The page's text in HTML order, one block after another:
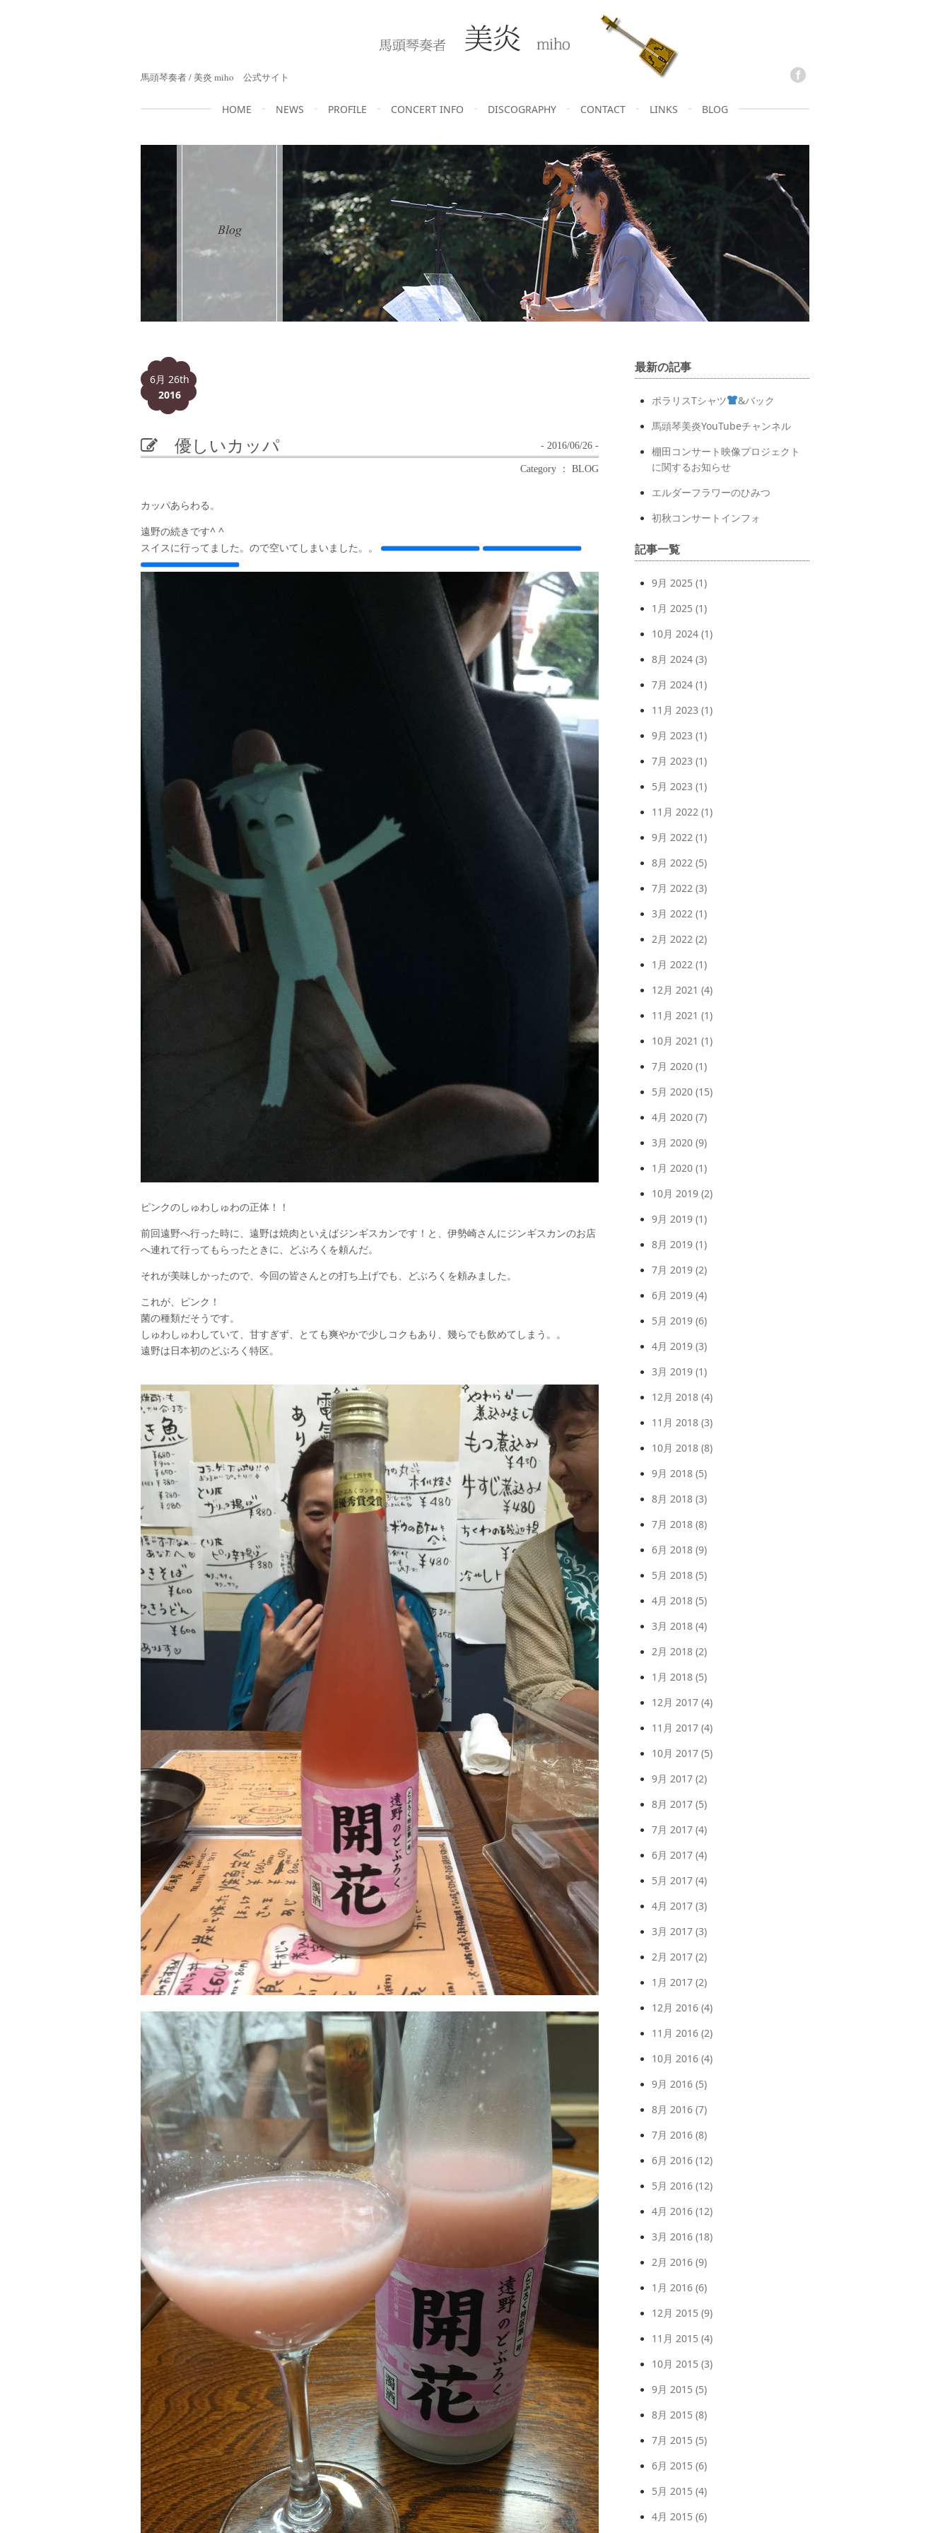
馬頭琴奏者 / 美炎 miho 公式サイト
HOME NEWS PROFILE CONCERT INFO DISCOGRAPHY CONTACT LINKS BLOG
6月 26th
2016
優しいカッパ - 2016/06/26 -
Category ： BLOG
カッパあらわる。
遠野の続きです^ ^
スイスに行ってました。ので空いてしまいました。。
ピンクのしゅわしゅわの正体！！
前回遠野へ行った時に、遠野は焼肉といえばジンギスカンです！と、伊勢崎さんにジンギスカンのお店
へ連れて行ってもらったときに、どぶろくを頼んだ。
それが美味しかったので、今回の皆さんとの打ち上げでも、どぶろくを頼みました。
これが、ピンク！
菌の種類だそうです。
しゅわしゅわしていて、甘すぎず、とても爽やかで少しコクもあり、幾らでも飲めてしまう。。
遠野は日本初のどぶろく特区。
最新の記事
ポラリスTシャツ
&バック
馬頭琴美炎YouTubeチャンネル
棚田コンサート映像プロジェクト
に関するお知らせ
エルダーフラワーのひみつ
初秋コンサートインフォ
記事一覧
9月 2025 (1)
1月 2025 (1)
10月 2024 (1)
8月 2024 (3)
7月 2024 (1)
11月 2023 (1)
9月 2023 (1)
7月 2023 (1)
5月 2023 (1)
11月 2022 (1)
9月 2022 (1)
8月 2022 (5)
7月 2022 (3)
3月 2022 (1)
2月 2022 (2)
1月 2022 (1)
12月 2021 (4)
11月 2021 (1)
10月 2021 (1)
7月 2020 (1)
5月 2020 (15)
4月 2020 (7)
3月 2020 (9)
1月 2020 (1)
10月 2019 (2)
9月 2019 (1)
8月 2019 (1)
7月 2019 (2)
6月 2019 (4)
5月 2019 (6)
4月 2019 (3)
3月 2019 (1)
12月 2018 (4)
11月 2018 (3)
10月 2018 (8)
9月 2018 (5)
8月 2018 (3)
7月 2018 (8)
6月 2018 (9)
5月 2018 (5)
4月 2018 (5)
3月 2018 (4)
2月 2018 (2)
1月 2018 (5)
12月 2017 (4)
11月 2017 (4)
10月 2017 (5)
9月 2017 (2)
8月 2017 (5)
7月 2017 (4)
6月 2017 (4)
5月 2017 (4)
4月 2017 (3)
3月 2017 (3)
2月 2017 (2)
1月 2017 (2)
12月 2016 (4)
11月 2016 (2)
10月 2016 (4)
9月 2016 (5)
8月 2016 (7)
7月 2016 (8)
6月 2016 (12)
5月 2016 (12)
4月 2016 (12)
3月 2016 (18)
2月 2016 (9)
1月 2016 (6)
12月 2015 (9)
11月 2015 (4)
10月 2015 (3)
9月 2015 (5)
8月 2015 (8)
7月 2015 (5)
6月 2015 (6)
5月 2015 (4)
4月 2015 (6)